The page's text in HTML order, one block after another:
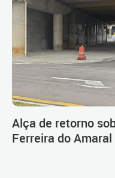
Alça de retorno
Ferreira do